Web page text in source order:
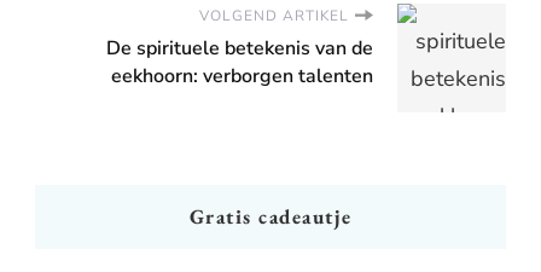
VOLGEND ARTIKEL
De spirituele betekenis van de
eekhoorn: verborgen talenten
Gratis cadeautje